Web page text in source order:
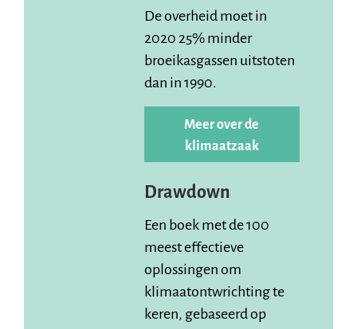
De overheid moet in
2020 25% minder
broeikasgassen uitstoten
dan in 1990.
Meer over de
klimaatzaak
Drawdown
Een boek met de 100
meest effectieve
oplossingen om
klimaatontwrichting te
keren, gebaseerd op